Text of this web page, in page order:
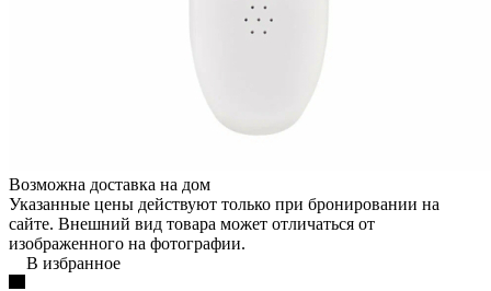
Возможна доставка на дом
Указанные цены действуют только при бронировании на
сайте. Внешний вид товара может отличаться от
изображенного на фотографии.
В избранное